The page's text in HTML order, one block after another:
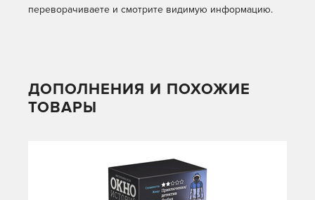
переворачиваете и смотрите видимую информацию.
ДОПОЛНЕНИЯ И ПОХОЖИЕ
ТОВАРЫ